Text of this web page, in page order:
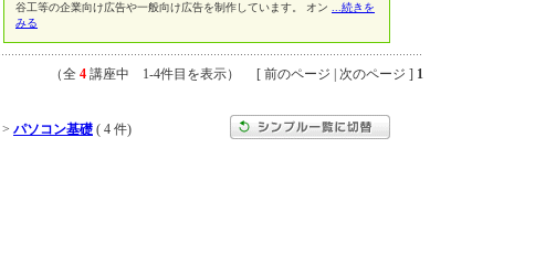
谷工等の企業向け広告や一般向け広告を制作しています。 オン
...続きを
みる
（全 4 講座中 1-4件目を表示） [ 前のページ | 次のページ ] 1
> パソコン基礎 ( 4 件)